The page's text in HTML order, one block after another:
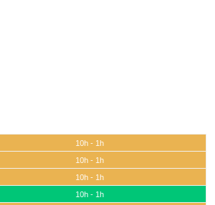
10h - 1h
10h - 1h
10h - 1h
10h - 1h